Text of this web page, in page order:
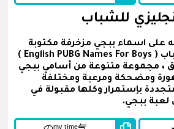
للشباب
على اسماء ببجي مزخرفة مكتوبة
باللغة انجليزية للشباب ( English PUBG Names For Boys )
، مجموعة متنوعة من أسامي ببجي
ومضحكة ومرعبة ومختلفة
بإستمرار وكلها مقبولة في
ببجي.